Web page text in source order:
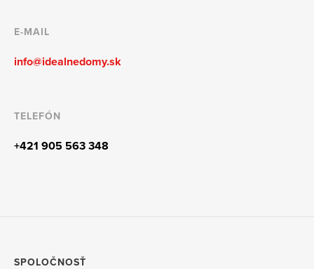
E-MAIL
info@idealnedomy.sk
TELEFÓN
+421 905 563 348
SPOLOČNOSŤ